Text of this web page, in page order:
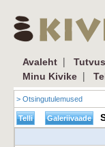
Avaleht |
Minu Kivike |
> Otsingutulemused